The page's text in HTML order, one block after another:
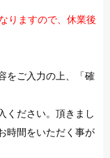
りますので、休業後
をご入力の上、「確
ください。頂きまし
時間をいただく事が